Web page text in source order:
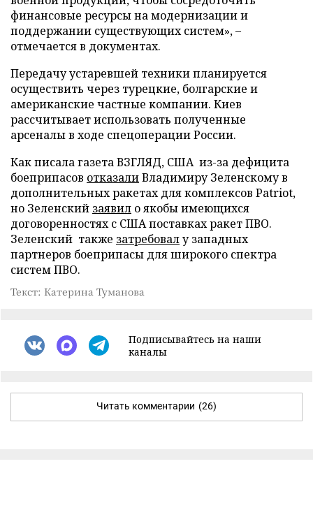
финансовые ресурсы на модернизации и
поддержании существующих систем», –
отмечается в документах.
Передачу устаревшей техники планируется
осуществить через турецкие, болгарские и
американские частные компании. Киев
рассчитывает использовать полученные
арсеналы в ходе спецоперации России.
Как писала газета ВЗГЛЯД, США из-за дефицита
боеприпасов отказалиВладимиру Зеленскому в
дополнительных ракетах для комплексов Patriot,
но Зеленский заявил о якобы имеющихся
договоренностях с США поставках ракет ПВО.
Зеленский также затребовалу западных
партнеров боеприпасы для широкого спектра
систем ПВО.
Текст: Катерина Туманова
Подписывайтесь на наши
каналы
Читать комментарии (26)